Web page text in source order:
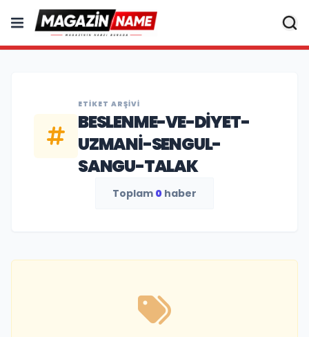
ETIKET ARŞIVI
BESLENME-VE-DIYET-
UZMANI-SENGUL-
SANGU-TALAK
Toplam 0 haber